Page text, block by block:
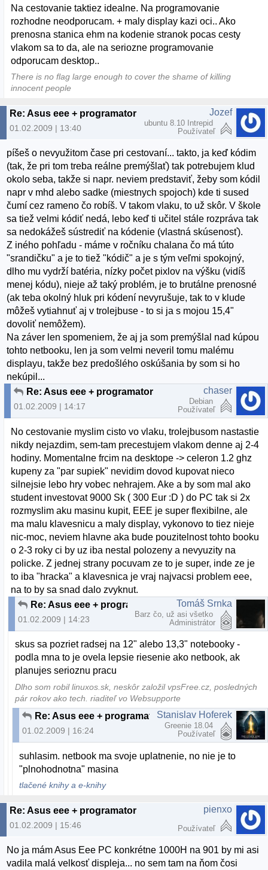
Na cestovanie taktiez idealne. Na programovanie
rozhodne neodporucam. + maly display kazi oci.. Ako
prenosna stanica ehm na kodenie stranok pocas cesty
vlakom sa to da, ale na seriozne programovanie
odporucam desktop..
There is no flag large enough to cover the shame of killing
innocent people
Re: Asus eee + programator
01.02.2009 | 13:40
Jozef
ubuntu 8.10 Intrepid
Používateľ
píšeš o nevyužitom čase pri cestovaní... takto, ja keď kódim
(tak, že pri tom treba reálne premýšlať) tak potrebujem klud
okolo seba, takže si napr. neviem predstaviť, žeby som kódil
napr v mhd alebo sadke (miestnych spojoch) kde ti sused
čumí cez rameno čo robíš. V takom vlaku, to už skôr. V škole
sa tiež velmi kódiť nedá, lebo keď ti učitel stále rozpráva tak
sa nedokážeš sústrediť na kódenie (vlastná skúsenosť).
Z iného pohľadu - máme v ročníku chalana čo má túto
"srandičku" a je to tiež "kódič" a je s tým veľmi spokojný,
dlho mu vydrží batéria, nízky počet pixlov na výšku (vidíš
menej kódu), nieje až taký problém, je to brutálne prenosné
(ak teba okolný hluk pri kódení nevyrušuje, tak to v klude
môžeš vytiahnuť aj v trolejbuse - to si ja s mojou 15,4"
dovoliť nemôžem).
Na záver len spomeniem, že aj ja som premýšlal nad kúpou
tohto netbooku, len ja som velmi neveril tomu malému
displayu, takže bez predošlého oskúšania by som si ho
nekúpil...
Re: Asus eee + programator
01.02.2009 | 14:17
chaser
Debian
Používateľ
No cestovanie myslim cisto vo vlaku, trolejbusom nastastie
nikdy nejazdim, sem-tam precestujem vlakom denne aj 2-4
hodiny. Momentalne frcim na desktope -> celeron 1.2 ghz
kupeny za "par supiek" nevidim dovod kupovat nieco
silnejsie lebo hry vobec nehrajem. Ake a by som mal ako
student investovat 9000 Sk ( 300 Eur :D ) do PC tak si 2x
rozmyslim aku masinu kupit, EEE je super flexibilne, ale
ma malu klavesnicu a maly display, vykonovo to tiez nieje
nic-moc, neviem hlavne aka bude pouzitelnost tohto booku
o 2-3 roky ci by uz iba nestal polozeny a nevyuzity na
policke. Z jednej strany pocuvam ze to je super, inde ze je
to iba "hracka" a klavesnica je vraj najvacsi problem eee,
na to by sa snad dalo zvyknut.
Re: Asus eee + programator
01.02.2009 | 14:23
Tomáš Srnka
Barz čo, už asi všetko
Administrátor
skus sa pozriet radsej na 12" alebo 13,3" notebooky -
podla mna to je ovela lepsie riesenie ako netbook, ak
planujes serioznu pracu
Dlho som robil linuxos.sk, neskôr založil vpsFree.cz, posledných
pár rokov ako tech. riaditeľ vo Websupporte
Re: Asus eee + programator
01.02.2009 | 16:24
Stanislav Hoferek
Greenie 18.04
Používateľ
suhlasim. netbook ma svoje uplatnenie, no nie je to
"plnohodnotna" masina
tlačené knihy a e-knihy
Re: Asus eee + programator
01.02.2009 | 15:46
pienxo
Používateľ
No ja mám Asus Eee PC konkrétne 1000H na 901 by mi asi
vadila malá velkosť displeja... no sem tam na ňom čosi